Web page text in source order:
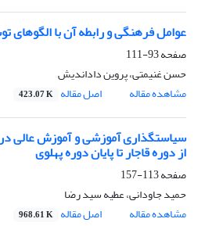
عوامل فرهنگی و رابطه آن با الگوهای
صفحه93-111
حسن غنیمتی، پروین داداندیش
مشاهده مقاله
اصل مقاله 423.07 K
سیاستگذاری آموزشی و آموزش عالی
از دوره قاجار تا پایان دوره پهلوی
صفحه113-157
حمید جاودانی، عطیه سید رضا
مشاهده مقاله
اصل مقاله 968.61 K